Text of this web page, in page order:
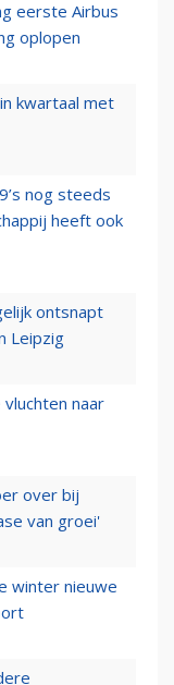
eerste Airbus
oplopen
kwartaal met
nog steeds
heeft ook
ontsnapt
Leipzig
naar
over bij
van groei'
winter nieuwe